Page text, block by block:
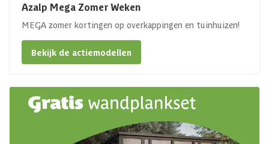
Azalp Mega Zomer Weken
MEGA zomer kortingen op overkappingen en tuinhuizen!
Bekijk de actiemodellen